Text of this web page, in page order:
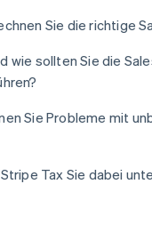
Sie die richtige
wie sollten Sie die
Sie Probleme mit
Tax Sie dabei